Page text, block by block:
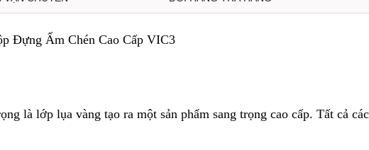
Đựng Ấm Chén Cao Cấp VIC3
là lớp lụa vàng tạo ra một sản phẩm sang trọng cao cấp. Tất cả